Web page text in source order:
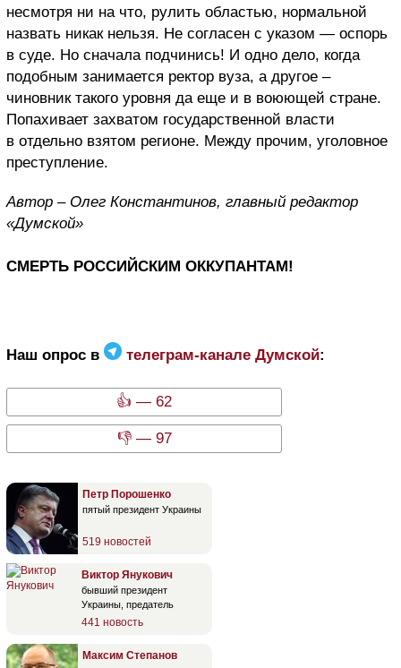
несмотря ни на что, рулить областью, нормальной
назвать никак нельзя. Не согласен с указом — оспорь
в суде. Но сначала подчинись! И одно дело, когда
подобным занимается ректор вуза, а другое –
чиновник такого уровня да еще и в воюющей стране.
Попахивает захватом государственной власти
в отдельно взятом регионе. Между прочим, уголовное
преступление.
Автор – Олег Константинов, главный редактор
«Думской»
СМЕРТЬ РОССИЙСКИМ ОККУПАНТАМ!
Наш опрос в телеграм-канале Думской:
👍 — 62
👎 — 97
Петр Порошенко
пятый президент Украины
519 новостей
Виктор Янукович
бывший президент
Украины, предатель
441 новость
Максим Степанов